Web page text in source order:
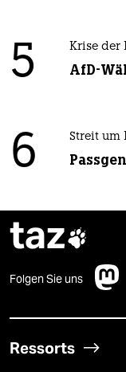
5 Krise der
AfD-
6 Streit um
taz
Folgen Sie uns
Ressorts